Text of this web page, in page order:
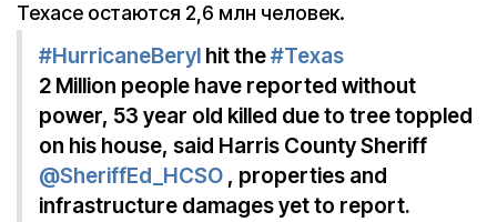
Техасе остаются 2,6 млн человек.
#HurricaneBeryl hit the#Texas
2 Million people have reported without
power, 53 year old killed due to tree toppled
on his house, said Harris County Sheriff
@SheriffEd_HCSO , properties and
infrastructure damages yet to report.